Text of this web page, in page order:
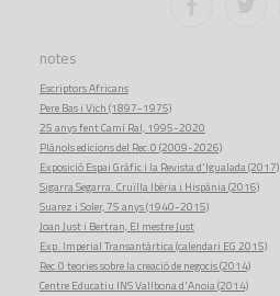
notes
Escriptors Africans
Pere Bas i Vich (1897-1975)
25 anys fent Camí Ral, 1995-2020
Plànols edicions del Rec.0 (2009-2026)
Exposició Espai Gràfic i la Revista d'Igualada (2017)
Sigarra Segarra. Cruïlla Ibèria i Hispània (2016)
Suarez i Soler, 75 anys (1940-2015)
Joan Just i Bertran, El mestre Just
Exp. Imperial Transantàrtica (calendari EG 2015)
Rec.0 teories sobre la creació de negocis (2014)
Centre Educatiu INS Vallbona d'Anoia (2014)